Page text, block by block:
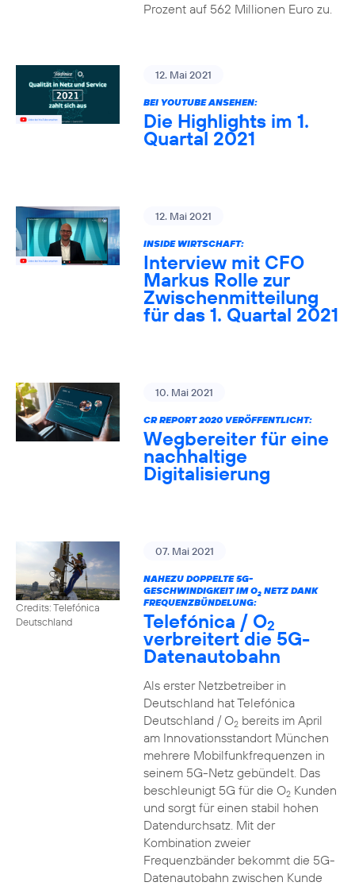
Prozent auf 562 Millionen Euro zu.
12. Mai 2021
BEI YOUTUBE ANSEHEN:
Die Highlights im 1.
Quartal 2021
12. Mai 2021
INSIDE WIRTSCHAFT:
Interview mit CFO
Markus Rolle zur
Zwischenmitteilung
für das 1. Quartal 2021
10. Mai 2021
CR REPORT 2020 VERÖFFENTLICHT:
Wegbereiter für eine
nachhaltige
Digitalisierung
Credits: Telefónica
Deutschland
07. Mai 2021
NAHEZU DOPPELTE 5G-
GESCHWINDIGKEIT IM O2NETZ DANK
FREQUENZBÜNDELUNG:
Telefónica / O2
verbreitert die 5G-
Datenautobahn
Als erster Netzbetreiber in
Deutschland hat Telefónica
Deutschland / O2bereits im April
am Innovationsstandort München
mehrere Mobilfunkfrequenzen in
seinem 5G-Netz gebündelt. Das
beschleunigt 5G für die O2Kunden
und sorgt für einen stabil hohen
Datendurchsatz. Mit der
Kombination zweier
Frequenzbänder bekommt die 5G-
Datenautobahn zwischen Kunde